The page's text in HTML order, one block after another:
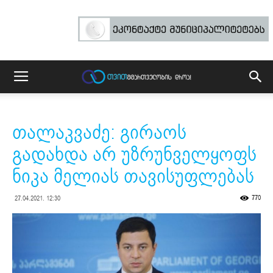
თალაკვაძე: გირაოს
გადახდა არ უზრუნველყოფს
ნიკა მელიას თავისუფლებას
27.04.2021. 12:30 770